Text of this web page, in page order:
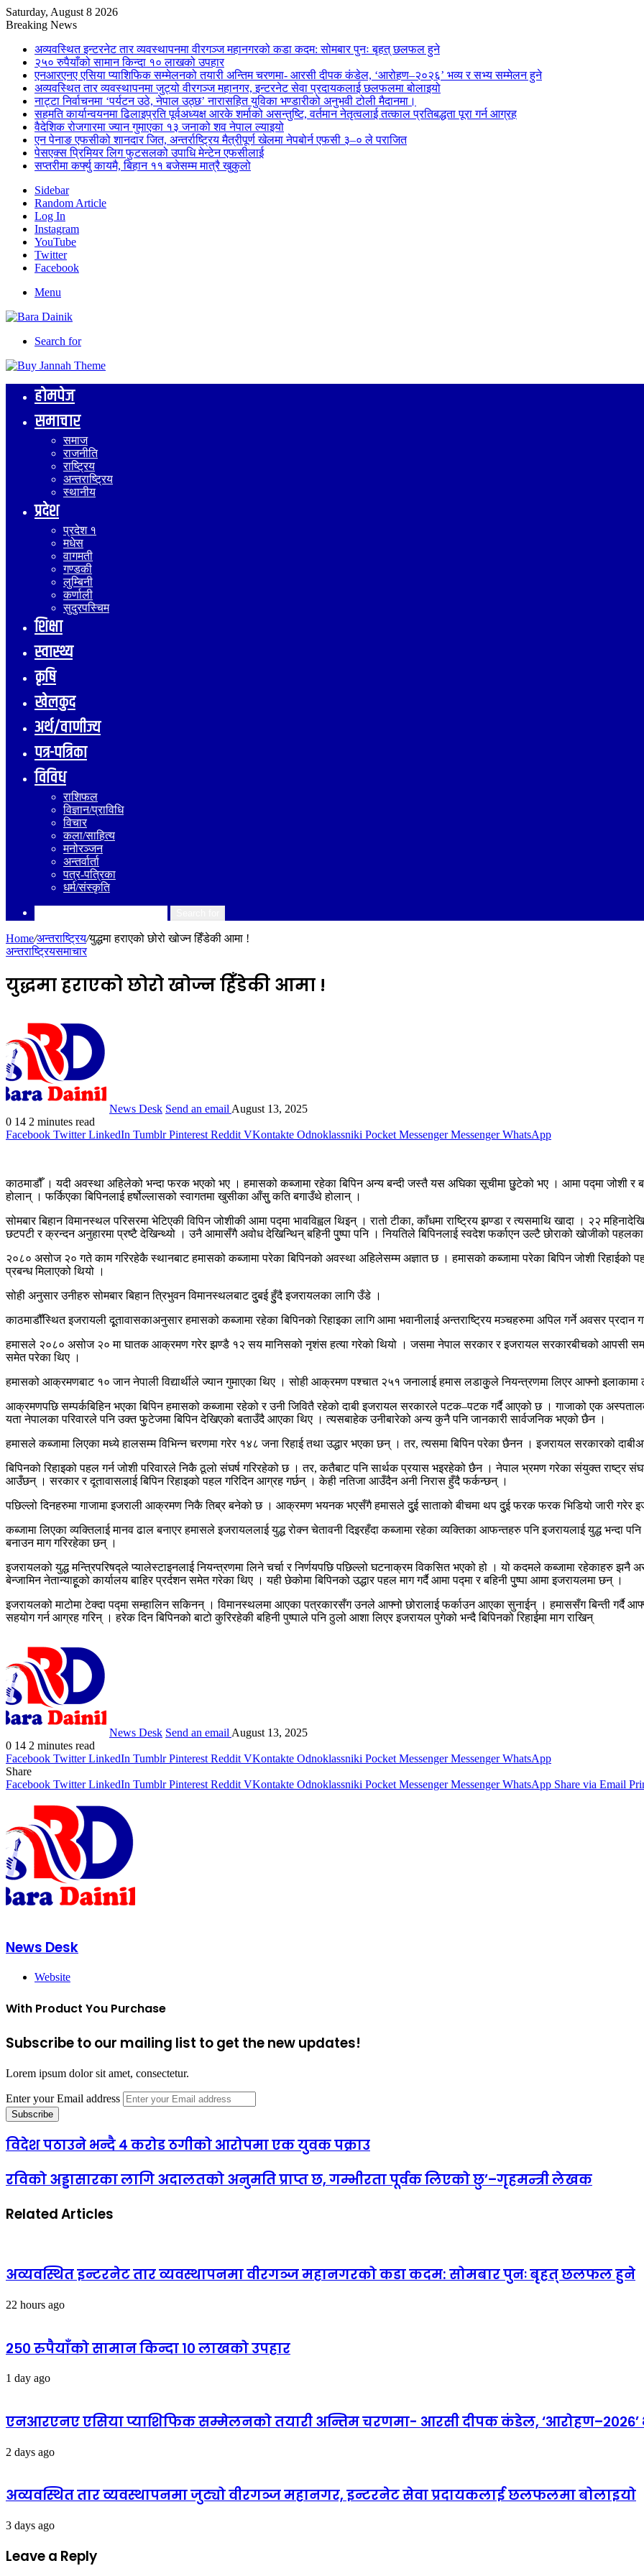
Saturday, August 8 2026
Breaking News
अव्यवस्थित इन्टरनेट तार व्यवस्थापनमा वीरगञ्ज महानगरको कडा कदम: सोमबार पुनः बृहत् छलफल हुने
२५० रुपैयाँको सामान किन्दा १० लाखको उपहार
एनआरएनए एसिया प्याशिफिक सम्मेलनको तयारी अन्तिम चरणमा- आरसी दीपक कंडेल, ‘आरोहण–२०२६’ भव्य र सभ्य सम्मेलन हुने
अव्यवस्थित तार व्यवस्थापनमा जुट्यो वीरगञ्ज महानगर, इन्टरनेट सेवा प्रदायकलाई छलफलमा बोलाइयो
नाट्टा निर्वाचनमा ‘पर्यटन उठे, नेपाल उठ्छ’ नारासहित युविका भण्डारीको अनुभवी टोली मैदानमा।
सहमति कार्यान्वयनमा ढिलाइप्रति पूर्वअध्यक्ष आरके शर्माको असन्तुष्टि, वर्तमान नेतृत्वलाई तत्काल प्रतिबद्धता पूरा गर्न आग्रह
वैदेशिक रोजगारमा ज्यान गुमाएका १३ जनाको शव नेपाल ल्याइयो
एन पेनाङ एफसीको शानदार जित, अन्तर्राष्ट्रिय मैत्रीपूर्ण खेलमा नेपबोर्न एफसी ३–० ले पराजित
पेसएक्स प्रिमियर लिग फुटसलको उपाधि मेन्टेन एफसीलाई
सप्तरीमा कर्फ्यु कायमै, बिहान ११ बजेसम्म मात्रै खुकुलो
Sidebar
Random Article
Log In
Instagram
YouTube
Twitter
Facebook
Menu
Search for
होमपेज
समाचार
समाज
राजनीति
राष्ट्रिय
अन्तराष्ट्रिय
स्थानीय
प्रदेश
प्रदेश १
मधेस
वागमती
गण्डकी
लुम्बिनी
कर्णाली
सुदुरपस्चिम
शिक्षा
स्वास्थ्य
कृषि
खेलकुद
अर्थ/वाणीज्य
पत्र-पत्रिका
विविध
राशिफल
विज्ञान/प्राविधि
विचार
कला/साहित्य
मनोरञ्जन
अन्तर्वार्ता
पत्र-पत्रिका
धर्म/संस्कृति
Home/अन्तराष्ट्रिय/युद्धमा हराएको छोरो खोज्न हिँडेकी आमा !
अन्तराष्ट्रियसमाचार
युद्धमा हराएको छोरो खोज्न हिँडेकी आमा !
News Desk Send an email August 13, 2025
0 14 2 minutes read
Facebook Twitter LinkedIn Tumblr Pinterest Reddit VKontakte Odnoklassniki Pocket Messenger Messenger WhatsApp
काठमाडौँ । यदी अवस्था अहिलेको भन्दा फरक भएको भए । हमासको कब्जामा रहेका बिपिन अन्य बन्दी जस्तै यस अघिका सूचीमा छुुटेको भए । आमा पद्मा जोशी र
होलान् । फर्किएका बिपिनलाई हर्षोल्लासको स्वागतमा खुसीका आँसुु कति बगाउँथे होलान् ।
सोमबार बिहान विमानस्थल परिसरमा भेटिएकी विपिन जोशीकी आमा पद्मा भावविह्वल थिइन् । रातो टीका, काँधमा राष्ट्रिय झण्डा र त्यसमाथि खादा । २२
छटपटी र क्रन्दन अनुहारमा प्रष्टै देखिन्थ्यो । उनै आमासँगै अवोध देखिन्थिन् बहिनी पुुष्पा पनि । नियतिले बिपिनलाई स्वदेश फर्काएन उल्टै छोराको खोजीको पहलका
२०८० असोज २० गते काम गरिरहेकै स्थानबाट हमासको कब्जामा परेका बिपिनको अवस्था अहिलेसम्म अज्ञात छ । हमासको कब्जामा परेका बिपिन जोशी रिहाईको
प्रबन्ध मिलाएको थियो ।
सोही अनुसार उनीहरु सोमबार बिहान त्रिभुवन विमानस्थलबाट दुुबई हुुँदै इजरायलका लागि उँडे ।
काठमाडौँस्थित इजरायली दूूतावासकाअनुसार हमासको कब्जामा रहेका बिपिनको रिहाइका लागि आमा भवानीलाई अन्तराष्ट्रिय मञ्चहरुमा अपिल गर्ने अवसर प्रदान
हमासले २०८० असोज २० मा घातक आक्रमण गरेर झण्डै १२ सय मानिसको नृशंस हत्या गरेको थियो । जसमा नेपाल सरकार र इजरायल सरकारबीचको आपसी
समेत परेका थिए ।
हमासको आक्रमणबाट १० जान नेपाली विद्यार्थीले ज्यान गुमाएका थिए । सोही आक्रमण पश्चात २५१ जनालाई हमास लडाकुुले नियन्त्रणमा लिएर आफ्नो
आक्रमणपछि सम्पर्कबिहिन भएका बिपिन हमासको कब्जामा रहेको र उनी जिवितै रहेको दाबी इजरायल सरकारले पटक–पटक गर्दै आएको छ । गाजाको एक
यता नेपालका परिवारले पनि उक्त फुुटेजमा बिपिन देखिएको बताउँदै आएका थिए । त्यसबाहेक उनीबारेको अन्य कुनै पनि जानकारी सार्वजनिक भएको छैन ।
हमासले कब्जामा लिएका मध्ये हालसम्म विभिन्न चरणमा गरेर १४८ जना रिहाई तथा उद्धार भएका छन् । तर, त्यसमा बिपिन परेका छैनन । इजरायल सरकारको
बिपिनको रिहाइको पहल गर्न जोशी परिवारले निकै ठूलो संघर्ष गरिरहेको छ । तर, कतैबाट पनि सार्थक प्रयास भइरहेको छैन । नेपाल भ्रमण गरेका संयुक्त राष्ट्र
आउँछन् । सरकार र दूतावासलाई बिपिन रिहाइको पहल गरिदिन आग्रह गर्छन् । केही नतिजा आउँदैन अनी निरास हुँदै फर्कन्छन् ।
पछिल्लो दिनहरुमा गाजामा इजराली आक्रमण निकै तिब्र बनेको छ । आक्रमण भयनक भएसँगै हमासले दुुई साताको बीचमा थप दुुई फरक फरक भिडियो जारी गरेर
कब्जामा लिएका व्यक्तिलाई मानव ढाल बनाएर हमासले इजरायललाई युद्ध रोक्न चेतावनी दिइरहँदा कब्जामा रहेका व्यक्तिका आफन्तहरु पनि इजरायलाई युद्ध
बनाउन माग गरिरहेका छन् ।
इजरायलको युद्ध मन्त्रिपरिषद्ले प्यालेस्टाइनलाई नियन्त्रणमा लिने चर्चा र निर्णयपछि पछिल्लो घटनाक्रम विकसित भएको हो । यो कदमले कब्जामा रहेकाहरु झनै
बेन्जामिन नेतान्याहूूको कार्यालय बाहिर प्रर्दशन समेत गरेका थिए । यही छेकोमा बिपिनको उद्धार पहल माग गर्दै आमा पद्मा र बहिनी पुुष्पा आमा इजरायलमा छन् ।
इजरायलको माटोमा टेक्दा पद्मा सम्हालिन सकिनन् । विमानस्थलमा आएका पत्रकारसँग उनले आफ्नो छोरालाई फर्काउन आएका सुनाईन् । हमाससँग बिन्ती गर्दै
सहयोग गर्न आग्रह गरिन् । हरेक दिन बिपिनको बाटो कुरिरहेकी बहिनी पुष्पाले पनि ठुलो आशा लिएर इजरायल पुगेको भन्दै बिपिनको रिहाईमा माग राखिन्
News Desk Send an email August 13, 2025
0 14 2 minutes read
Facebook Twitter LinkedIn Tumblr Pinterest Reddit VKontakte Odnoklassniki Pocket Messenger Messenger WhatsApp
Share
Facebook Twitter LinkedIn Tumblr Pinterest Reddit VKontakte Odnoklassniki Pocket Messenger Messenger WhatsApp Share via Email
News Desk
Website
With Product You Purchase
Subscribe to our mailing list to get the new updates!
Lorem ipsum dolor sit amet, consectetur.
Enter your Email address
विदेश पठाउने भन्दै ४ करोड ठगीको आरोपमा एक युवक पक्राउ
रविको अड्डासारका लागि अदालतको अनुमति प्राप्त छ, गम्भीरता पूर्वक लिएको छु’–गृहमन्त्री लेखक
Related Articles
अव्यवस्थित इन्टरनेट तार व्यवस्थापनमा वीरगञ्ज महानगरको कडा कदम: सोमबार पुनः बृहत् छलफल हुने
22 hours ago
२५० रुपैयाँको सामान किन्दा १० लाखको उपहार
1 day ago
एनआरएनए एसिया प्याशिफिक सम्मेलनको तयारी अन्तिम चरणमा- आरसी दीपक कंडेल,
2 days ago
अव्यवस्थित तार व्यवस्थापनमा जुट्यो वीरगञ्ज महानगर, इन्टरनेट सेवा प्रदायकलाई छलफलमा बोलाइयो
3 days ago
Leave a Reply